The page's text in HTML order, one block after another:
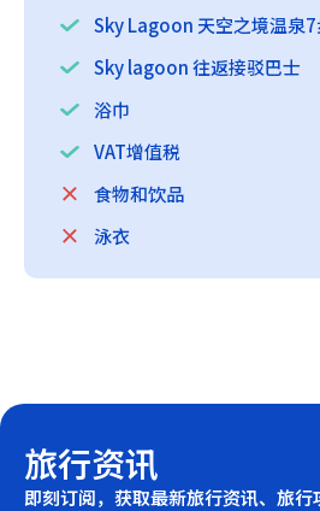
Sky Lagoon 天空之境温泉
Sky lagoon 往返接驳巴士
浴巾
VAT增值税
食物和饮品
泳衣
旅行资讯
即刻订阅，获取最新旅行资讯、旅